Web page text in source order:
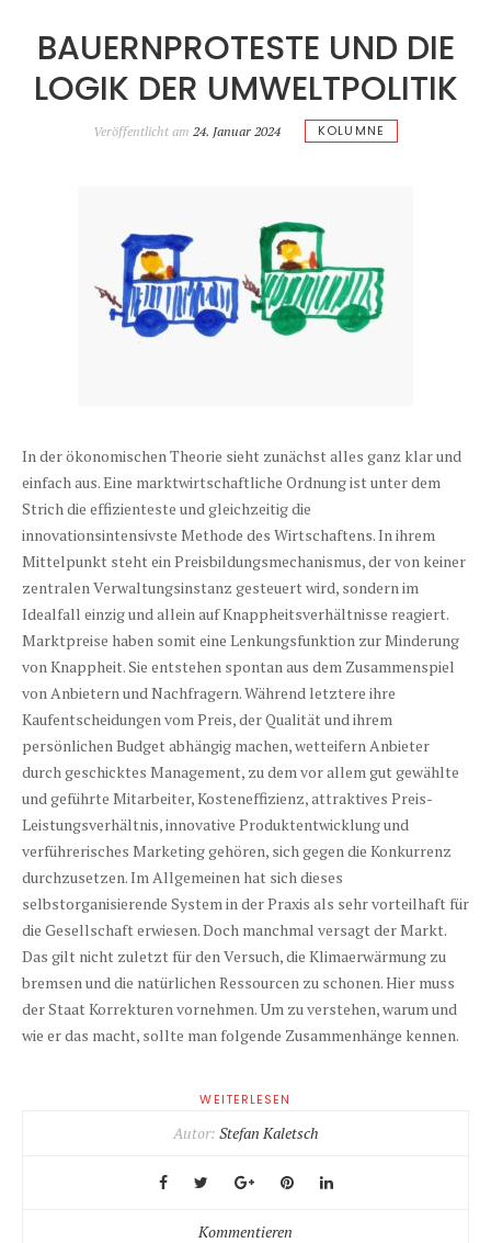
BAUERNPROTESTE UND DIE
LOGIK DER UMWELTPOLITIK
Veröffentlicht am 24. Januar 2024 KOLUMNE
In der ökonomischen Theorie sieht zunächst alles ganz klar und
einfach aus. Eine marktwirtschaftliche Ordnung ist unter dem
Strich die effizienteste und gleichzeitig die
innovationsintensivste Methode des Wirtschaftens. In ihrem
Mittelpunkt steht ein Preisbildungsmechanismus, der von keiner
zentralen Verwaltungsinstanz gesteuert wird, sondern im
Idealfall einzig und allein auf Knappheitsverhältnisse reagiert.
Marktpreise haben somit eine Lenkungsfunktion zur Minderung
von Knappheit. Sie entstehen spontan aus dem Zusammenspiel
von Anbietern und Nachfragern. Während letztere ihre
Kaufentscheidungen vom Preis, der Qualität und ihrem
persönlichen Budget abhängig machen, wetteifern Anbieter
durch geschicktes Management, zu dem vor allem gut gewählte
und geführte Mitarbeiter, Kosteneffizienz, attraktives Preis-
Leistungsverhältnis, innovative Produktentwicklung und
verführerisches Marketing gehören, sich gegen die Konkurrenz
durchzusetzen. Im Allgemeinen hat sich dieses
selbstorganisierende System in der Praxis als sehr vorteilhaft für
die Gesellschaft erwiesen. Doch manchmal versagt der Markt.
Das gilt nicht zuletzt für den Versuch, die Klimaerwärmung zu
bremsen und die natürlichen Ressourcen zu schonen. Hier muss
der Staat Korrekturen vornehmen. Um zu verstehen, warum und
wie er das macht, sollte man folgende Zusammenhänge kennen.
WEITERLESEN
Autor: Stefan Kaletsch
Kommentieren